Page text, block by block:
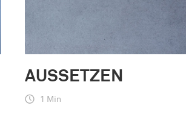
AUSSETZEN
1 Min